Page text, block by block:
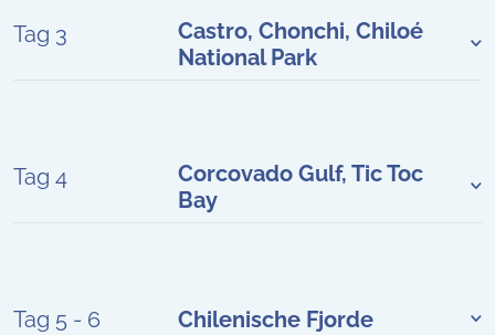
Tag 3
Castro, Chonchi, Chiloé
National Park
Tag 4
Corcovado Gulf, Tic Toc
Bay
Tag 5 - 6 Chilenische Fjorde